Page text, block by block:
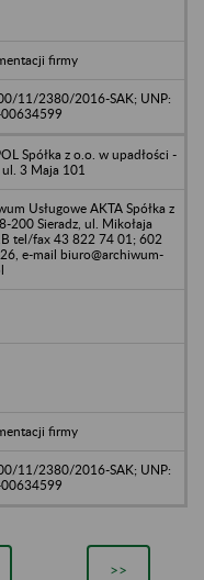
firmy
11/2380/2016-SAK; UNP:
Spółka z o.o. w upadłości -
ul. 3 Maja 101
Usługowe AKTA Spółka z
200 Sieradz, ul. Mikołaja
tel/fax 43 822 74 01; 602
e-mail biuro@archiwum-
firmy
11/2380/2016-SAK; UNP:
>>